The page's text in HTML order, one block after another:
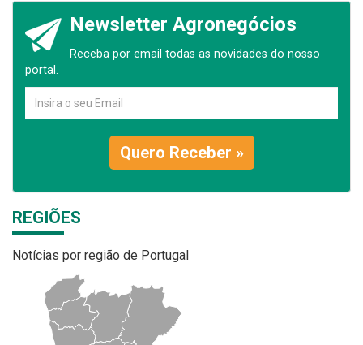
Newsletter Agronegócios
Receba por email todas as novidades do nosso
portal.
Quero Receber »
REGIÕES
Notícias por região de Portugal